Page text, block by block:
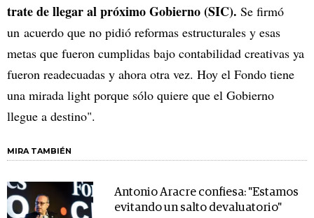
trate de llegar al próximo Gobierno (SIC). Se firmó
un acuerdo que no pidió reformas estructurales y esas
metas que fueron cumplidas bajo contabilidad creativas ya
fueron readecuadas y ahora otra vez. Hoy el Fondo tiene
una mirada light porque sólo quiere que el Gobierno
llegue a destino".
MIRA TAMBIÉN
Antonio Aracre confiesa: "Estamos
evitando un salto devaluatorio"